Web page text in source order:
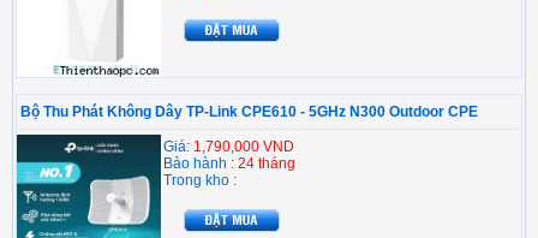
Bộ Thu Phát Không Dây TP-Link CPE610 - 5GHz N300 Outdoor CPE
Giá: 1,790,000 VND
Bảo hành : 24 tháng
Trong kho :